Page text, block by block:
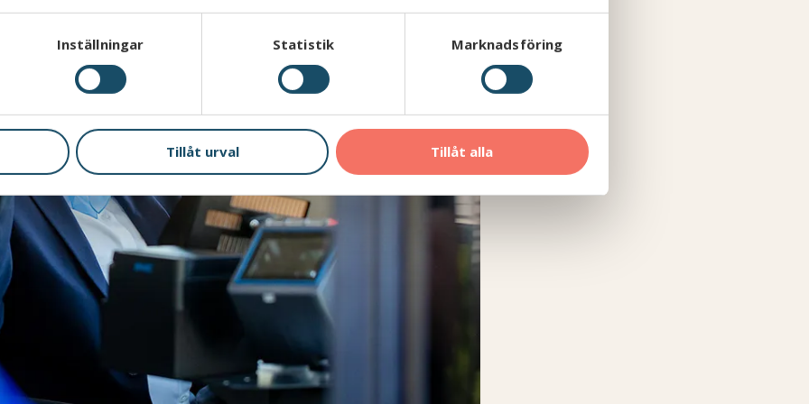
Inställningar Statistik Marknadsföring
Tillåt urval Tillåt alla